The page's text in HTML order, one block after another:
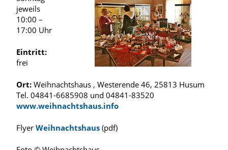
jeweils
10:00 –
17:00 Uhr
Eintritt:
frei
Ort: Weihnachtshaus , Westerende 46, 25813 Husum
Tel. 04841-6685908 und 04841-83520
www.weihnachtshaus.info
Flyer Weihnachtshaus (pdf)